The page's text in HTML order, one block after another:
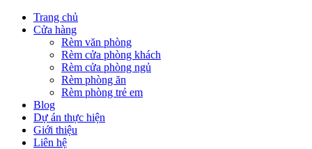
Trang chủ
Cửa hàng
Rèm văn phòng
Rèm cửa phòng khách
Rèm cửa phòng ngủ
Rèm phòng ăn
Rèm phòng trẻ em
Blog
Dự án thực hiện
Giới thiệu
Liên hệ